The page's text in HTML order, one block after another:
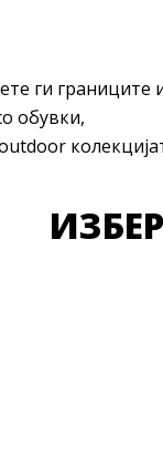
ги границите
обувки,